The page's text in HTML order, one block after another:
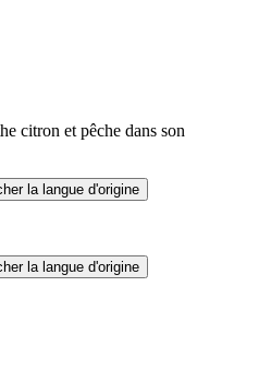
citron et pêche dans son
la langue d'origine
la langue d'origine